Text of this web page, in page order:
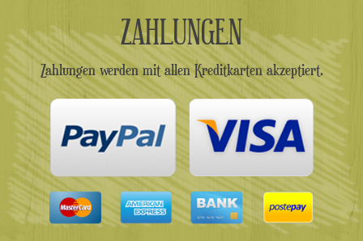
ZAHLUNGEN
Zahlungen werden mit allen Kreditkarten akzeptiert.